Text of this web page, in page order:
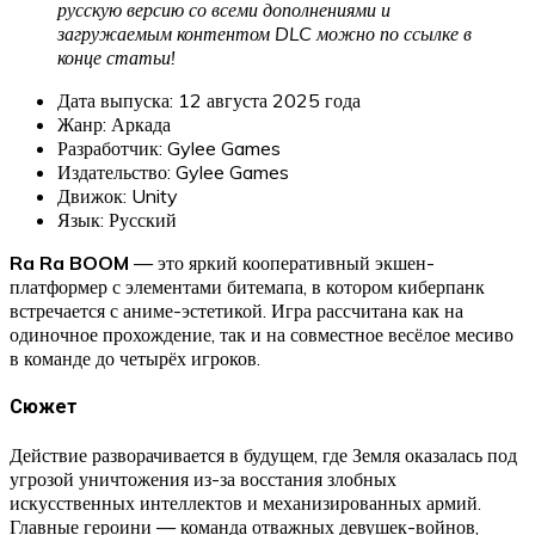
русскую версию со всеми дополнениями и
загружаемым контентом DLC можно по ссылке в
конце статьи!
Дата выпуска: 12 августа 2025 года
Жанр: Аркада
Разработчик: Gylee Games
Издательство: Gylee Games
Движок: Unity
Язык: Русский
Ra Ra BOOM — это яркий кооперативный экшен-
платформер с элементами битемапа, в котором киберпанк
встречается с аниме-эстетикой. Игра рассчитана как на
одиночное прохождение, так и на совместное весёлое месиво
в команде до четырёх игроков.
Сюжет
Действие разворачивается в будущем, где Земля оказалась под
угрозой уничтожения из-за восстания злобных
искусственных интеллектов и механизированных армий.
Главные героини — команда отважных девушек-войнов,